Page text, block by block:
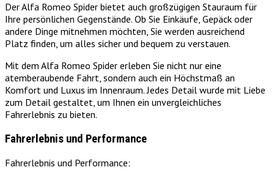
Der Alfa Romeo Spider bietet auch großzügigen Stauraum für
Ihre persönlichen Gegenstände. Ob Sie Einkäufe, Gepäck oder
andere Dinge mitnehmen möchten, Sie werden ausreichend
Platz finden, um alles sicher und bequem zu verstauen.
Mit dem Alfa Romeo Spider erleben Sie nicht nur eine
atemberaubende Fahrt, sondern auch ein Höchstmaß an
Komfort und Luxus im Innenraum. Jedes Detail wurde mit Liebe
zum Detail gestaltet, um Ihnen ein unvergleichliches
Fahrerlebnis zu bieten.
Fahrerlebnis und Performance
Fahrerlebnis und Performance: